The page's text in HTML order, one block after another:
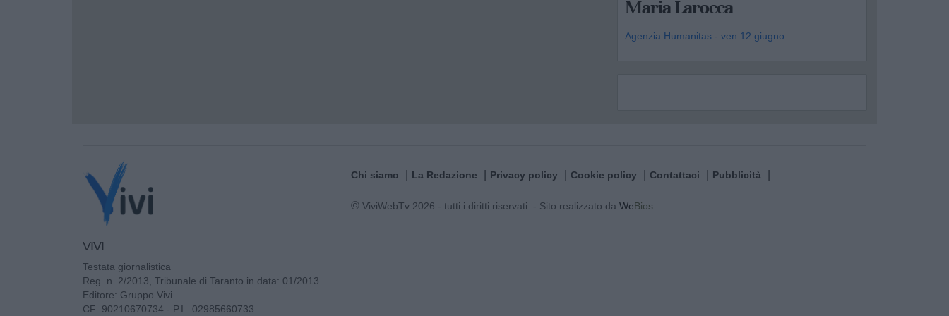
Maria Larocca
Agenzia Humanitas - ven 12 giugno
VIVI
Testata giornalistica
Reg. n. 2/2013, Tribunale di Taranto in data: 01/2013
Editore: Gruppo Vivi
CF: 90210670734 - P.I.: 02985660733
Chi siamo La Redazione Privacy policy Cookie policy Contattaci Pubblicità
© ViviWebTv 2026 - tutti i diritti riservati. - Sito realizzato da WeBios